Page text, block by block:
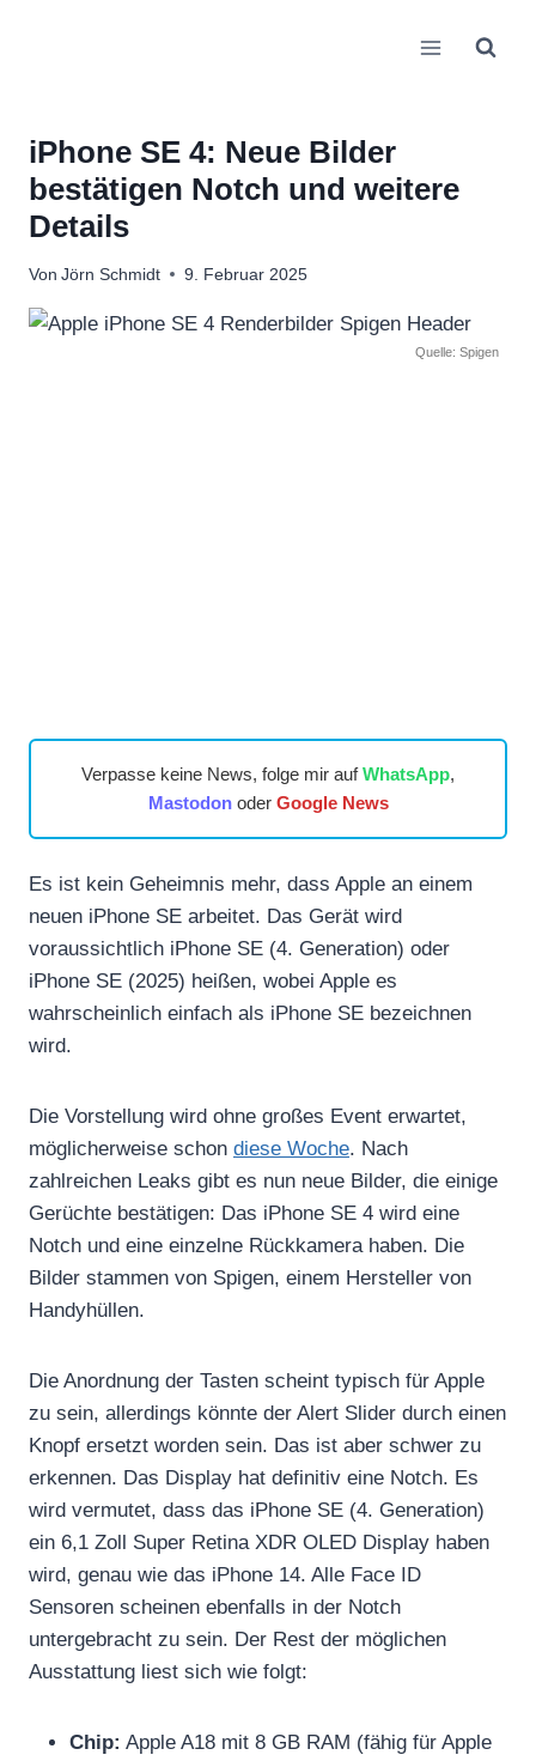
iPhone SE 4: Neue Bilder
bestätigen Notch und weitere
Details
Von Jörn Schmidt 9. Februar 2025
Quelle: Spigen
Verpasse keine News, folge mir aufWhatsApp,
Mastodonoder Google News
Es ist kein Geheimnis mehr, dass Apple an einem
neuen iPhone SE arbeitet. Das Gerät wird
voraussichtlich iPhone SE (4. Generation) oder
iPhone SE (2025) heißen, wobei Apple es
wahrscheinlich einfach als iPhone SE bezeichnen
wird.
Die Vorstellung wird ohne großes Event erwartet,
möglicherweise schon diese Woche. Nach
zahlreichen Leaks gibt es nun neue Bilder, die einige
Gerüchte bestätigen: Das iPhone SE 4 wird eine
Notch und eine einzelne Rückkamera haben. Die
Bilder stammen von Spigen, einem Hersteller von
Handyhüllen.
Die Anordnung der Tasten scheint typisch für Apple
zu sein, allerdings könnte der Alert Slider durch einen
Knopf ersetzt worden sein. Das ist aber schwer zu
erkennen. Das Display hat definitiv eine Notch. Es
wird vermutet, dass das iPhone SE (4. Generation)
ein 6,1 Zoll Super Retina XDR OLED Display haben
wird, genau wie das iPhone 14. Alle Face ID
Sensoren scheinen ebenfalls in der Notch
untergebracht zu sein. Der Rest der möglichen
Ausstattung liest sich wie folgt:
Chip: Apple A18 mit 8 GB RAM (fähig für Apple